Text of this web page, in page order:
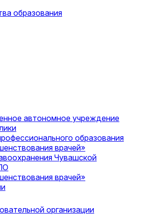
образования
автономное учреждение
образования
врачей»
Чувашской
врачей»
организации